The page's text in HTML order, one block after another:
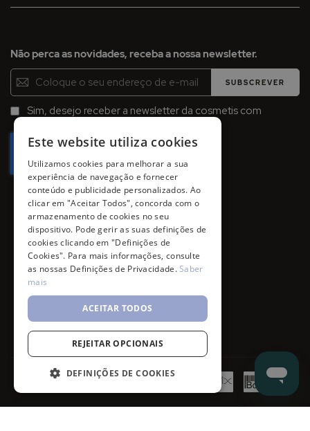
Não perca as novidades, receba a nossa newsletter.
Inscreva-
se
na
Newsletter:
SUBSCREVER
Sim, desejo receber a newsletter da cosmetis com
Este website utiliza cookies
Utilizamos cookies para melhorar a sua
experiência de navegação e fornecer
conteúdo e publicidade personalizados. Ao
clicar em "Aceitar Todos", concorda com o
armazenamento de cookies no seu
dispositivo. Pode gerir as suas definições de
cookies clicando em "Definições de
Cookies". Para mais informações, consulte
as nossas Definições de Privacidade.Saber
mais
ACEITAR TODOS
REJEITAR OPCIONAIS
DEFINIÇÕES DE COOKIES